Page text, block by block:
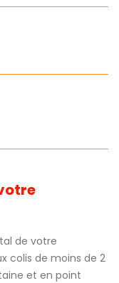
de votre
colis de moins de 2
et en point